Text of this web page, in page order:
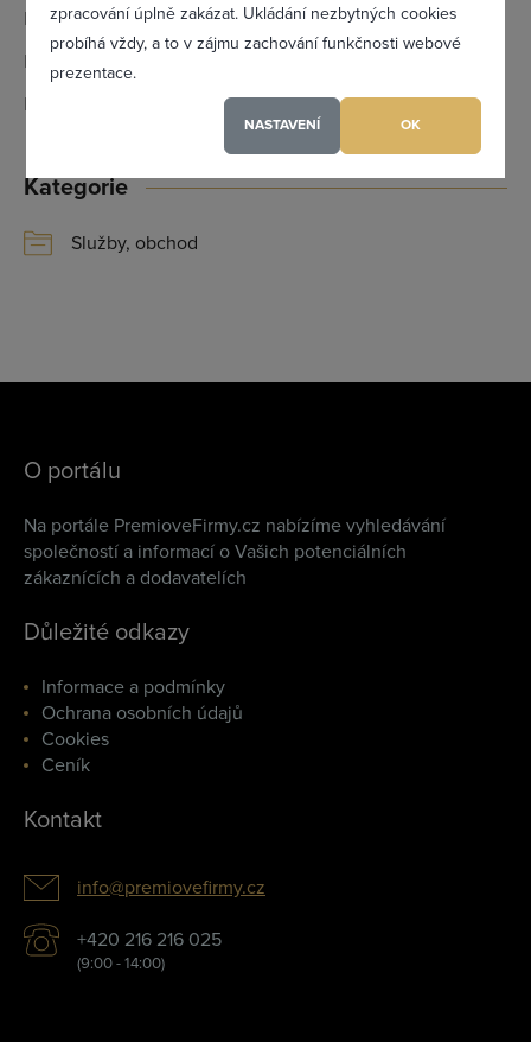
zpracování úplně zakázat. Ukládání nezbytných cookies
probíhá vždy, a to v zájmu zachování funkčnosti webové
prezentace.
NASTAVENÍ OK
Email:
nbs@nbs.cz
IČ:
DIČ:
CZ6804250673
Kategorie
Služby, obchod
O portálu
Na portále PremioveFirmy.cz nabízíme vyhledávání
společností a informací o Vašich potenciálních
zákaznících a dodavatelích
Důležité odkazy
Informace a podmínky
Ochrana osobních údajů
Cookies
Ceník
Kontakt
info@premiovefirmy.cz
+420 216 216 025
(9:00 - 14:00)
Registrovat se
Maximální zviditelnění ve výpisu firem